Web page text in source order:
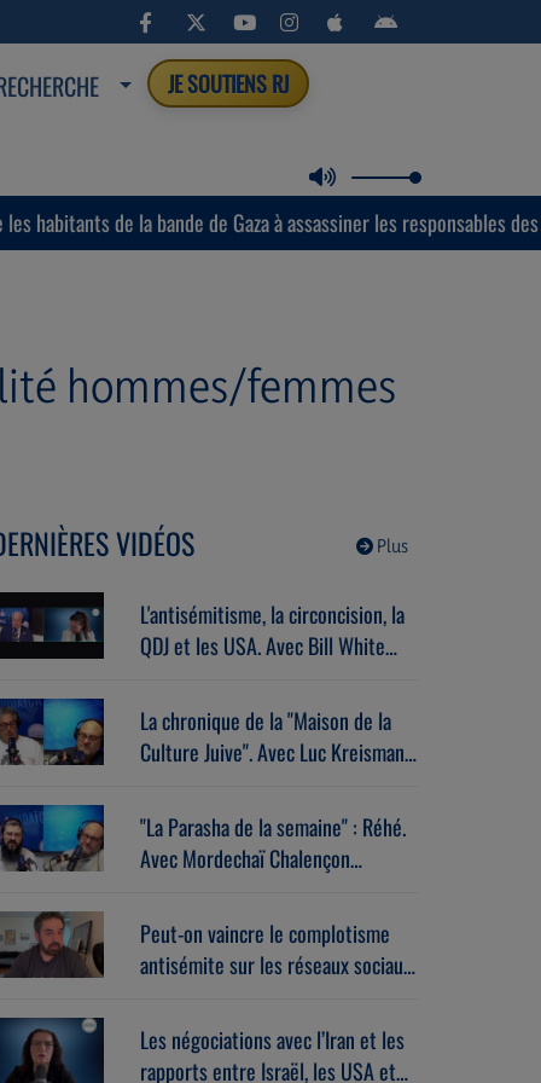
JE SOUTIENS RJ
de la bande de Gaza à assassiner les responsables des milices
hommes/femmes
Plus
VIDÉOS
L'antisémitisme, la circoncision, la
QDJ et les USA. Avec Bill White
La chronique de la "Maison de la
Culture Juive". Avec Luc Kreisman
"La Parasha de la semaine" : Réhé.
Avec Mordechaï Chalençon
Peut-on vaincre le complotisme
antisémite sur les réseaux sociaux
(06/08/2026)
Les négociations avec l’Iran et les
rapports entre Israël, les USA et